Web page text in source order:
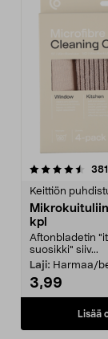
Keittiön
kpl
Aftonbladetin
suosikki" siiv...
Laji: Harmaa/
3,99
Lisää